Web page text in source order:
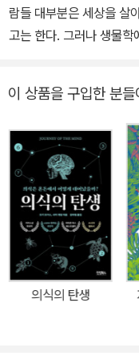
람들 대부분은 세상을 살
고는 한다. 그러나 생물학
자 폴 너스는 이 책에서
대한 5가지 개념―세포,
의 생명, 정보로서의 생
정의를 시도한다. 이 책은 단순히 생물학의 원대한 개념들을 착실히
설명하는 데에 그치지 않
어떻게 발견의 순간을 맞
분야와 유기적으로 연결되는
세포 분열을 제어하는 유
도와 우연한 행운이 겹치
를 연구하여 얻은 성과로
이 상품을 구입한 분
의식의 탄생